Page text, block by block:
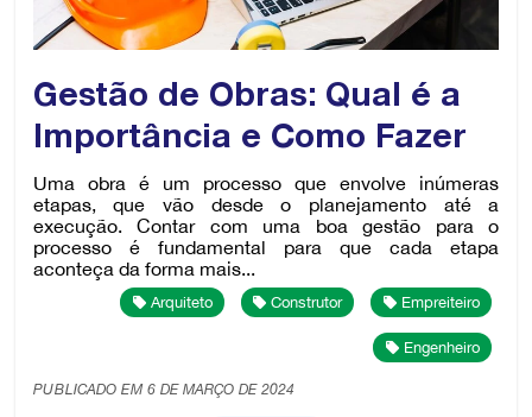
Arquiteto Construtor Empreiteiro
Engenheiro
Gestão de Obras: Qual é a
Importância e Como Fazer
Uma obra é um processo que envolve inúmeras
etapas, que vão desde o planejamento até a
execução. Contar com uma boa gestão para o
processo é fundamental para que cada etapa
aconteça da forma mais...
PUBLICADO EM 6 DE MARÇO DE 2024